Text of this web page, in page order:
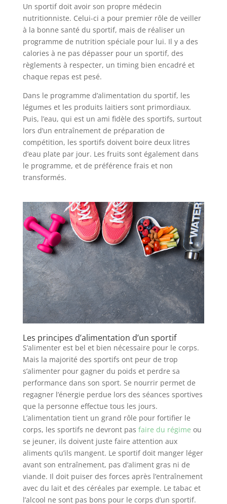
Un sportif doit avoir son propre médecin
nutritionniste. Celui-ci a pour premier rôle de veiller
à la bonne santé du sportif, mais de réaliser un
programme de nutrition spéciale pour lui. Il y a des
calories à ne pas dépasser pour un sportif, des
règlements à respecter, un timing bien encadré et
chaque repas est pesé.
Dans le programme d’alimentation du sportif, les
légumes et les produits laitiers sont primordiaux.
Puis, l’eau, qui est un ami fidèle des sportifs, surtout
lors d’un entraînement de préparation de
compétition, les sportifs doivent boire deux litres
d’eau plate par jour. Les fruits sont également dans
le programme, et de préférence frais et non
transformés.
Les principes d’alimentation d’un sportif
S’alimenter est bel et bien nécessaire pour le corps.
Mais la majorité des sportifs ont peur de trop
s’alimenter pour gagner du poids et perdre sa
performance dans son sport. Se nourrir permet de
regagner l’énergie perdue lors des séances sportives
que la personne effectue tous les jours.
L’alimentation tient un grand rôle pour fortifier le
corps, les sportifs ne devront pas faire du régime ou
se jeuner, ils doivent juste faire attention aux
aliments qu’ils mangent. Le sportif doit manger léger
avant son entraînement, pas d’aliment gras ni de
viande. Il doit puiser des forces après l’entraînement
avec du lait et des céréales par exemple. Le tabac et
l’alcool ne sont pas bons pour le corps d’un sportif.